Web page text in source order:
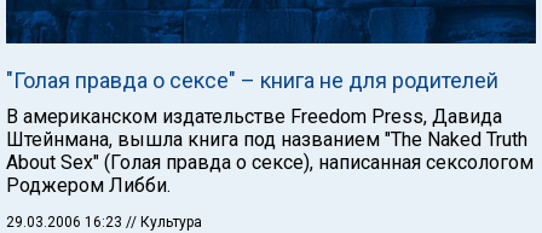
"Голая правда о сексе" – книга не для родителей
В американском издательстве Freedom Press, Давида
Штейнмана, вышла книга под названием "The Naked Truth
About Sex" (Голая правда о сексе), написанная сексологом
Роджером Либби.
29.03.2006 16:23 // Культура